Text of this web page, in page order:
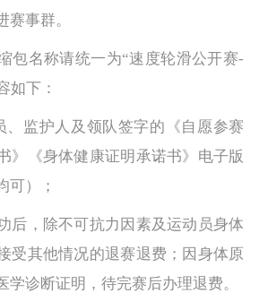
事群。
名称请统一为“速度轮滑公开赛-
如下：
监护人及领队签字的《自愿参赛
》《身体健康证明承诺书》电子版
可）；
，除不可抗力因素及运动员身体
受其他情况的退赛退费；因身体原
学诊断证明，待完赛后办理退费。